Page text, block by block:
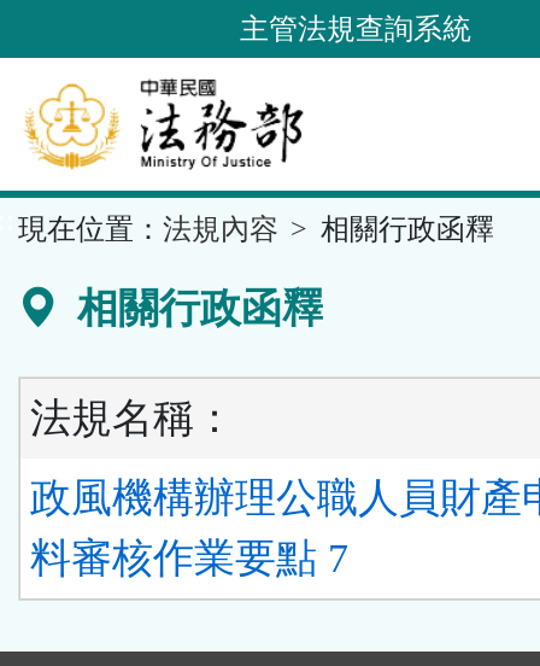
到
要
內
容
區
主管法規查詢系統
現在位置： 法規內容 相關行政函釋
相關行政函釋
法規名稱：
政風機構辦理公職人員財產
料審核作業要點 7